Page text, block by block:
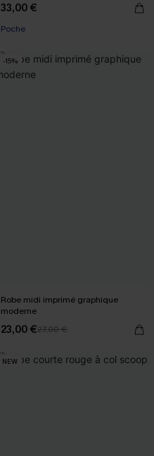
33,00 €
Poche
-15%
Robe midi imprimé graphique
moderne
23,00 €27,00 €
NEW